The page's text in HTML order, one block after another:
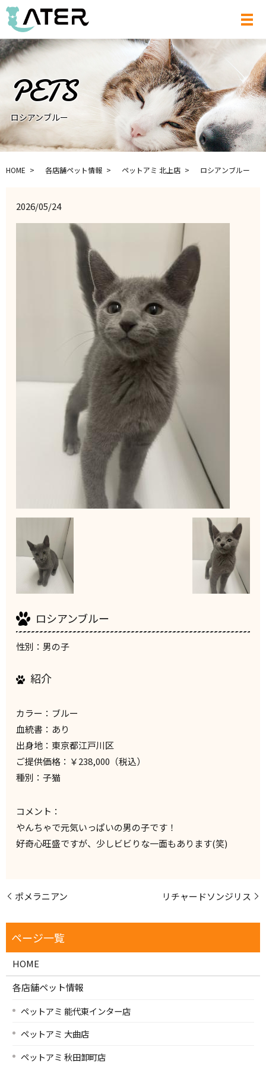
メ
ロシアンブルー
HOME 各店舗ペット情報 ペットアミ 北上店 ロシアンブルー
2026/05/24
ロシアンブルー
性別：男の子
紹介
カラー：ブルー
血統書：あり
出身地：東京都江戸川区
ご提供価格：￥238,000（税込）
種別：子猫
コメント：
やんちゃで元気いっぱいの男の子です！
好奇心旺盛ですが、少しビビりな一面もあります(笑)
ポメラニアン リチャードソンジリス
HOME
各店舗ペット情報
ペットアミ 能代東インター店
ペットアミ 大曲店
ペットアミ 秋田卸町店